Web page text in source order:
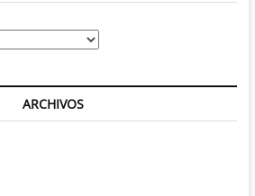
ARCHIVOS